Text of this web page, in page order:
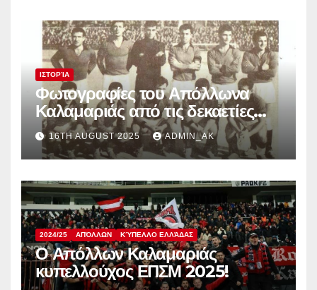
ΙΣΤΟΡΊΑ
Φωτογραφίες του Απόλλωνα
Καλαμαριάς από τις δεκαετίες
1950, 60 και 70
16TH AUGUST 2025 ADMIN_AK
2024/25 ΑΠΌΛΛΩΝ ΚΎΠΕΛΛΟ ΕΛΛΆΔΑΣ
Ο Απόλλων Καλαμαριάς
κυπελλούχος ΕΠΣΜ 2025!